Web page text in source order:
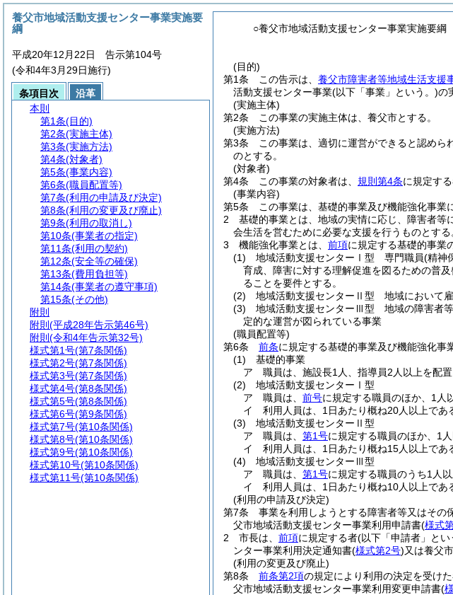
○養父市地域活動支援センター事業実施要綱
(目的)
第1条
この告示は、 養父市障害者等地域生活支援
活動支援センター事業(以下「事業」という。)の
(実施主体)
第2条
この事業の実施主体は、養父市とする。
(実施方法)
第3条
この事業は、適切に運営ができると認めら
のとする。
(対象者)
第4条
この事業の対象者は、 規則第4条に規定する
(事業内容)
第5条
この事業は、基礎的事業及び機能強化事業
2
基礎的事業とは、地域の実情に応じ、障害者
会生活を営むために必要な支援を行うものとする
3
機能強化事業とは、 前項に規定する基礎的事業
(1)
地域活動支援センターⅠ型 専門職員(精神
育成、障害に対する理解促進を図るための普及
ることを要件とする。
(2)
地域活動支援センターⅡ型 地域において雇
(3)
地域活動支援センターⅢ型 地域の障害者等
定的な運営が図られている事業
(職員配置等)
第6条
前条に規定する基礎的事業及び機能強化事
(1)
基礎的事業
ア
職員は、施設長1人、指導員2人以上を配
(2)
地域活動支援センターⅠ型
ア
職員は、 前号に規定する職員のほか、1人
イ
利用人員は、1日あたり概ね20人以上であ
(3)
地域活動支援センターⅡ型
ア
職員は、 第1号に規定する職員のほか、1
イ
利用人員は、1日あたり概ね15人以上であ
(4)
地域活動支援センターⅢ型
ア
職員は、 第1号に規定する職員のうち1人
イ
利用人員は、1日あたり概ね10人以上であ
(利用の申請及び決定)
第7条
事業を利用しようとする障害者等又はその
父市地域活動支援センター事業利用申請書(様式
2
市長は、 前項に規定する者(以下「申請者」とい
ンター事業利用決定通知書(様式第2号)又は養父
(利用の変更及び廃止)
第8条
前条第2項の規定により利用の決定を受け
父市地域活動支援センター事業利用変更申請書(
養父市地域活動支援センター事業実施要
綱
平成20年12月22日 告示第104号
(令和4年3月29日施行)
条項目次
沿革
本則
第1条(目的)
第2条(実施主体)
第3条(実施方法)
第4条(対象者)
第5条(事業内容)
第6条(職員配置等)
第7条(利用の申請及び決定)
第8条(利用の変更及び廃止)
第9条(利用の取消し)
第10条(事業者の指定)
第11条(利用の契約)
第12条(安全等の確保)
第13条(費用負担等)
第14条(事業者の遵守事項)
第15条(その他)
附則
附則 (平成28年告示第46号)
附則 (令和4年告示第32号)
様式第1号(第7条関係)
様式第2号(第7条関係)
様式第3号(第7条関係)
様式第4号(第8条関係)
様式第5号(第8条関係)
様式第6号(第9条関係)
様式第7号(第10条関係)
様式第8号(第10条関係)
様式第9号(第10条関係)
様式第10号(第10条関係)
様式第11号(第10条関係)